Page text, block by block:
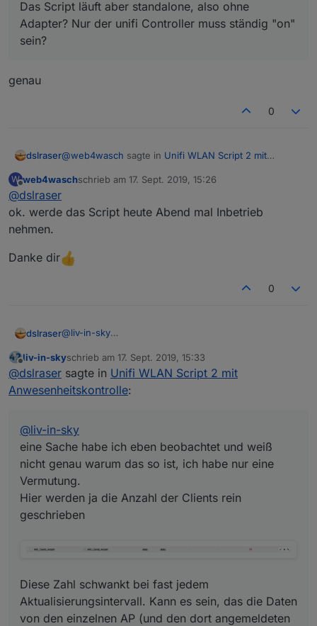
Das Script läuft aber standalone, also ohne
Adapter? Nur der unifi Controller muss ständig "on"
sein?
genau
0
dslraser@web4wasch sagte in Unifi WLAN Script 2 mit
sein? ioBroker System im IP Sektor des unifi
USG's laufen?
ja, ist so
Das Script läuft aber standalone, also ohne
W
Offline
web4waschschrieb am 17. Sept. 2019, 15:26
zuletzt editiert von
@dslraser
ok. werde das Script heute Abend mal Inbetrieb
nehmen.
Danke dir
0
dslraser@liv-in-sky
genau warum das so ist, ich habe nur eine
Vermutung.
Hier werden ja die Anzahl der Clients rein
Diese Zahl schwankt bei fast jedem
Clients) nicht immer "gemeinsam" abgefragt werden,
sondern in verschiedenen Intervallen ? In der iQontrol
Client Liste stehen dann auch sehr oft welche mit in
und out und noncon, obwohl die online sind. Wenige
Sekunden später passt es dann wieder. Dann beginnt
das Spiel von vorn. Hat das was mit asynch zu tun ?
gleichen Zeit-Rythmus, wenn ich es beobachte ???
Offline
liv-in-skyschrieb am 17. Sept. 2019, 15:33
zuletzt editiert von
@dslraser sagte in Unifi WLAN Script 2 mit
Anwesenheitskontrolle:
@liv-in-sky
eine Sache habe ich eben beobachtet und weiß
nicht genau warum das so ist, ich habe nur eine
Vermutung.
Hier werden ja die Anzahl der Clients rein
geschrieben
Diese Zahl schwankt bei fast jedem
Aktualisierungsintervall. Kann es sein, das die Daten
von den einzelnen AP (und den dort angemeldeten